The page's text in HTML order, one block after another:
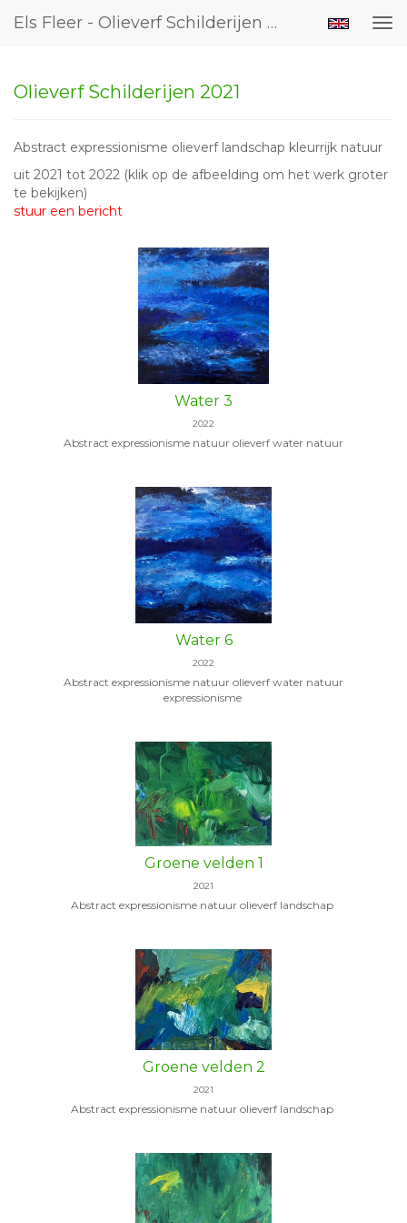
Els Fleer - Olieverf Schilderijen 2021
Olieverf Schilderijen 2021
Abstract expressionisme olieverf landschap kleurrijk natuur
uit 2021 tot 2022 (klik op de afbeelding om het werk groter
te bekijken)
stuur een bericht
Water 3
2022
Abstract expressionisme natuur olieverf water natuur
Water 6
2022
Abstract expressionisme natuur olieverf water natuur
expressionisme
Groene velden 1
2021
Abstract expressionisme natuur olieverf landschap
Groene velden 2
2021
Abstract expressionisme natuur olieverf landschap